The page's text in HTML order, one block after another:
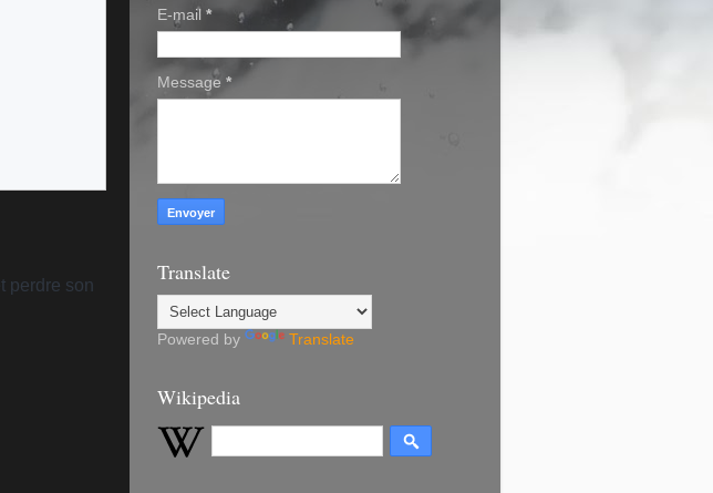
perdre son
E-mail *
Message *
Translate
Powered by Translate
Wikipedia